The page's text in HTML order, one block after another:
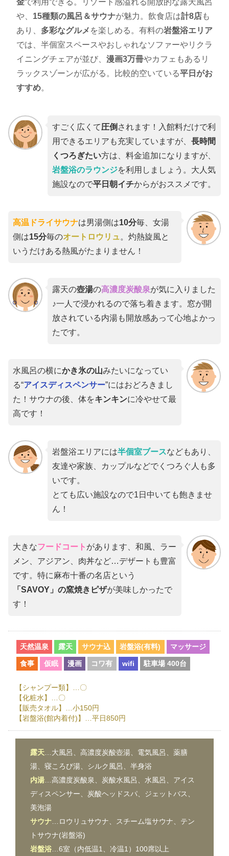
金で利用できる。リゾート感溢れる開放的な露天風呂
や、 15種類の風呂＆サウナが魅力。飲食店は計8店 も
あり、 多彩なグルメ を楽しめる。有料の岩盤浴エリア
では、半個室スペースやおしゃれなソファーやリクラ
イニングチェアが並び、 漫画3万冊やカフェもあるリ
ラックスゾーンが広がる。比較的空いている平日がお
すすめ。
すごく広くて圧倒 されます！入館料だけで利
用できるエリアも充実していますが、 長時間
くつろぎたい方は、料金追加になりますが、
岩盤浴のラウンジを利用しましょう。大人気
施設なので平日朝イチからがおススメです。
高温ドライサウナは男湯側は10分毎、女湯
側は15分毎のオートロウリュ。灼熱旋風と
いうだけある熱風がたまりません！
露天の壺湯の高濃度炭酸泉が気に入りました
♪一人で浸かれるので落ち着きます。窓が開
放されている内湯も開放感あって心地よかっ
たです。
水風呂の横にかき氷の山みたいになってい
る“アイスディスペンサー”にはおどろきまし
た！サウナの後、体をキンキンに冷やせて最
高です！
岩盤浴エリアには半個室ブースなどもあり、
友達や家族、カップルなどでくつろぐ人も多
いです。
とても広い施設なので1日中いても飽きませ
ん！
大きなフードコート があります、和風、ラー
メン、アジアン、肉丼など…デザートも豊富
です。特に麻布十番の名店という
「SAVOY」の窯焼きピザが美味しかったで
す！
天然温泉 露天 サウナ込 岩盤浴(有料) マッサージ
食事 仮眠 漫画 コワ有 wifi 駐車場 400台
【シャンプー類】…〇
【化粧水】…〇
【販売タオル】…小150円
【岩盤浴(館内着付)】…平日850円
露天…大風呂、高濃度炭酸壺湯、電気風呂、薬膳
湯、寝ころび湯、シルク風呂、半身浴
内湯…高濃度炭酸泉、炭酸水風呂、水風呂、アイス
ディスペンサー、炭酸ヘッドスパ、ジェットバス、
美泡湯
サウナ…ロウリュサウナ、スチーム塩サウナ、テン
トサウナ(岩盤浴)
岩盤浴…6室（内低温1、冷温1）100席以上